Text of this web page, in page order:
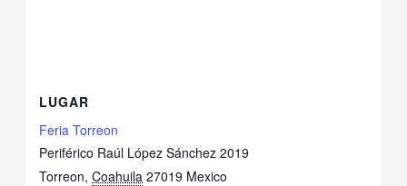
LUGAR
Feria Torreon
Periférico Raúl López Sánchez 2019
Torreon, Coahuila 27019 Mexico